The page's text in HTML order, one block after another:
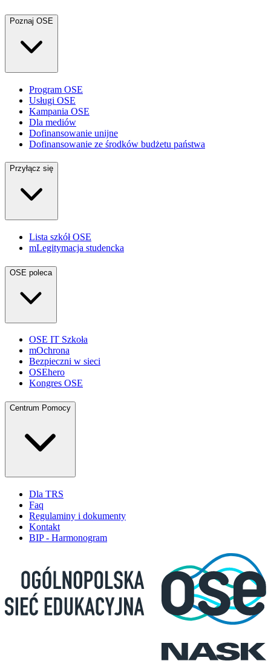
Poznaj OSE
Program OSE
Usługi OSE
Kampania OSE
Dla mediów
Dofinansowanie unijne
Dofinansowanie ze środków budżetu państwa
Przyłącz się
Lista szkół OSE
mLegitymacja studencka
OSE poleca
OSE IT Szkoła
mOchrona
Bezpieczni w sieci
OSEhero
Kongres OSE
Centrum Pomocy
Dla TRS
Faq
Regulaminy i dokumenty
Kontakt
BIP - Harmonogram